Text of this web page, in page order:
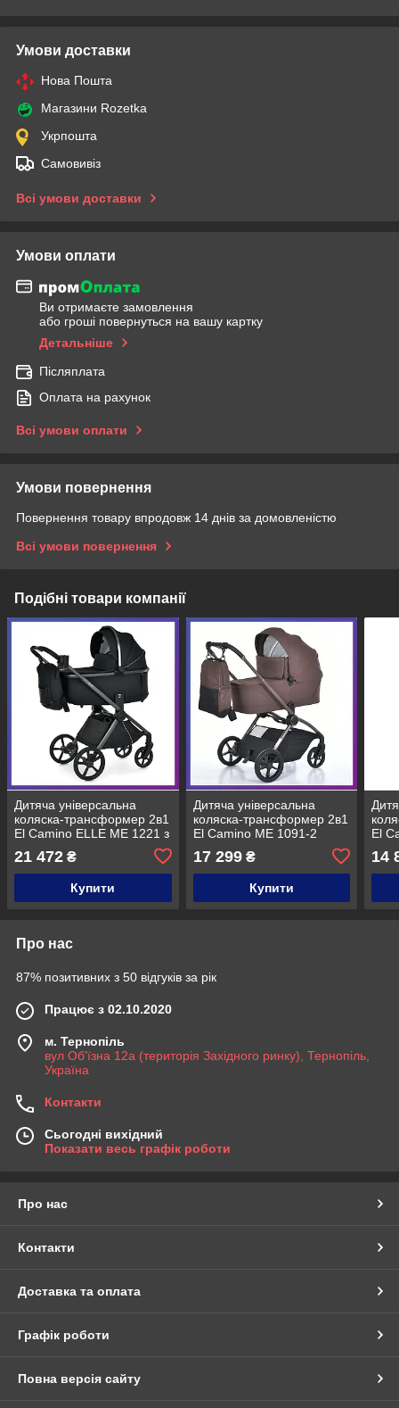
Умови доставки
Нова Пошта
Магазини Rozetka
Укрпошта
Самовивіз
Всі умови доставки
Умови оплати
Ви отримаєте замовлення
або гроші повернуться на вашу картку
Детальніше
Післяплата
Оплата на рахунок
Всі умови оплати
Умови повернення
Повернення товару впродовж 14 днів за домовленістю
Всі умови повернення
Подібні товари компанії
Дитяча універсальна
коляска-трансформер 2в1
El Camino ELLE ME 1221 з
москітною сіткою Чорний
21 472 ₴
Купити
Дитяча універсальна
коляска-трансформер 2в1
El Camino ME 1091-2
PERSONA з дощовиком та
москітною сіткою
Коричневий
17 299₴
Купити
El
14
Про нас
87% позитивних з 50 відгуків за рік
Працює з 02.10.2020
м. Тернопіль
вул Об'їзна 12а (територія Західного ринку), Тернопіль,
Україна
Контакти
Сьогодні вихідний
Показати весь графік роботи
Про нас
Контакти
Доставка та оплата
Графік роботи
Повна версія сайту